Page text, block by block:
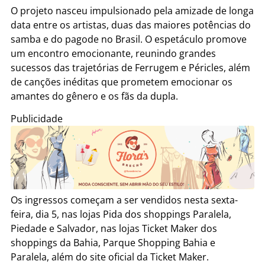
O projeto nasceu impulsionado pela amizade de longa
data entre os artistas, duas das maiores potências do
samba e do pagode no Brasil. O espetáculo promove
um encontro emocionante, reunindo grandes
sucessos das trajetórias de Ferrugem e Péricles, além
de canções inéditas que prometem emocionar os
amantes do gênero e os fãs da dupla.
Publicidade
Os ingressos começam a ser vendidos nesta sexta-
feira, dia 5, nas lojas Pida dos shoppings Paralela,
Piedade e Salvador, nas lojas Ticket Maker dos
shoppings da Bahia, Parque Shopping Bahia e
Paralela, além do site oficial da Ticket Maker.